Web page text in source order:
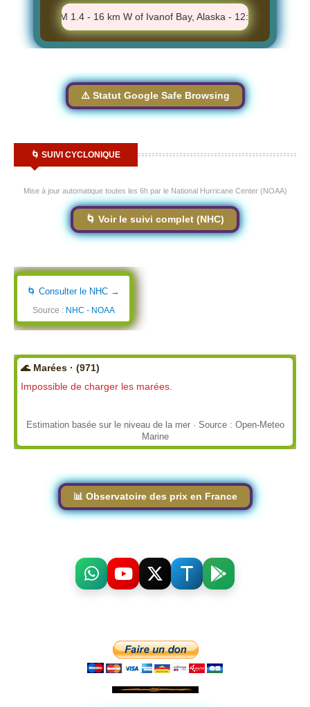
⚠️ M 1.4 - 16 km W of Ivanof Bay, Alaska - 12:06:30 PM
⚠️ Statut Google Safe Browsing
🌀 SUIVI CYCLONIQUE
Mise à jour automatique toutes les 6h par le National Hurricane Center (NOAA)
🌀 Voir le suivi complet (NHC)
🌀 Consulter le NHC →
Source : NHC - NOAA
🌊 Marées · (971)
Impossible de charger les marées.
Estimation basée sur le niveau de la mer · Source : Open-Meteo
Marine
📊 Observatoire des prix en France